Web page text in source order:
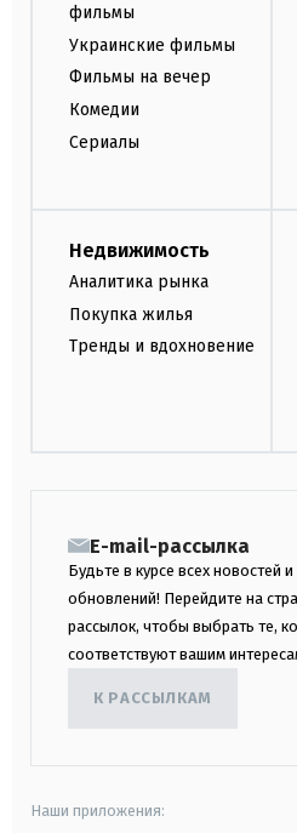
фильмы
Украинские фильмы
Фильмы на вечер
Комедии
Сериалы
Недвижимость
Аналитика рынка
Покупка жилья
Тренды и вдохновение
E-mail-рассылка
Будьте в курсе всех новостей и
обновлений! Перейдите на
рассылок, чтобы выбрать те,
соответствуют вашим
К РАССЫЛКАМ
Наши приложения: